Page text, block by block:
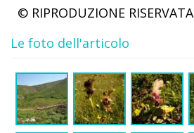
© RIPRODUZIONE RISERVATA
Le foto dell'articolo